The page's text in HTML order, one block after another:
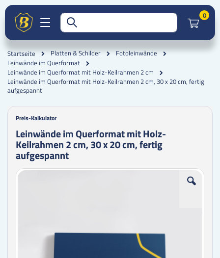
0
Startseite Platten & Schilder
Fotoleinwände
Leinwände im Querformat
Leinwände im Querformat mit Holz-Keilrahmen 2 cm
Leinwände im Querformat mit Holz-Keilrahmen 2 cm, 30 x 20 cm, fertig
aufgespannt
Preis-Kalkulator
Leinwände im Querformat mit Holz-
Keilrahmen 2 cm, 30 x 20 cm, fertig
aufgespannt
Zum
Zum